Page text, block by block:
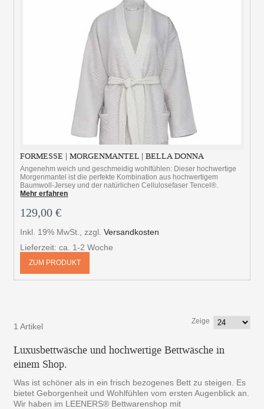
FORMESSE | MORGENMANTEL | BELLA DONNA
Angenehm weich und geschmeidig wohlfühlen: Dieser hochwertige
Morgenmantel ist die perfekte Kombination aus hochwertigem
Baumwoll-Jersey und der natürlichen Cellulosefaser Tencel®.
Mehr erfahren
129,00 €
Inkl. 19% MwSt. ,zzgl.Versandkosten
Lieferzeit: ca. 1-2 Woche
ZUM PRODUKT
1 Artikel
Zeige
Luxusbettwäsche und hochwertige Bettwäsche in
einem Shop.
Was ist schöner als in ein frisch bezogenes Bett zu steigen. Es
bietet Geborgenheit und Wohlfühlen vom ersten Augenblick an.
Wir haben im LEENERS® Bettwarenshop mit